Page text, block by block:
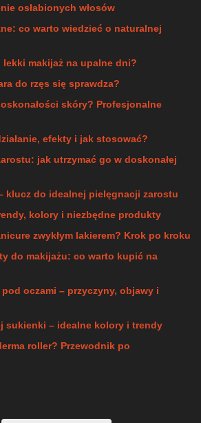
osłabionych włosów
co warto wiedzieć o naturalnej
lekki makijaż na upalne dni?
do rzęs się sprawdza?
skóry? Profesjonalne
efekty i jak stosować?
jak utrzymać go w doskonałej
klucz do idealnej pielęgnacji zarostu
kolory i niezbędne produkty
zwykłym lakierem? Krok po kroku
do makijażu: co warto kupić na
oczami – przyczyny, objawy i
sukienki – idealne kolory i trendy
roller? Przewodnik po